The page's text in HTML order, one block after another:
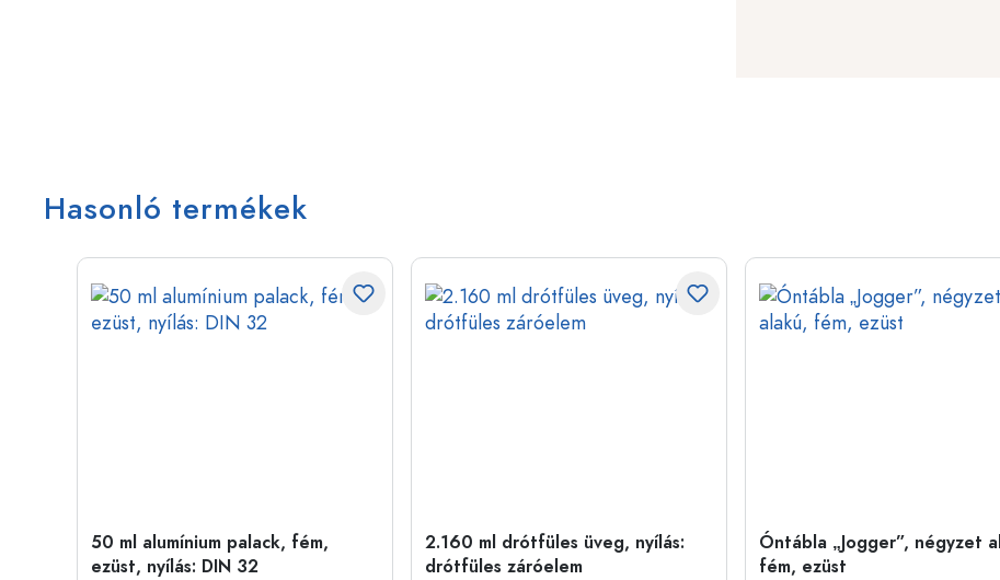
Hasonló termékek
50 ml alumínium palack, fém,
ezüst, nyílás: DIN 32
2.160 ml drótfüles üveg, nyílás:
drótfüles záróelem
Óntábla „Jogger”, négyzet
fém, ezüst